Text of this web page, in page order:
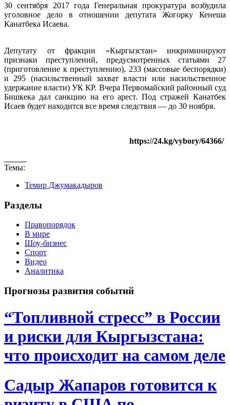
30 сентября 2017 года Генеральная прокуратура возбудила
уголовное дело в отношении депутата Жогорку Кенеша
Канатбека Исаева.
Депутату от фракции «Кыргызстан» инкриминируют
признаки преступлений, предусмотренных статьями 27
(приготовление к преступлению), 233 (массовые беспорядки)
и 295 (насильственный захват власти или насильственное
удержание власти) УК КР. Вчера Первомайский районный суд
Бишкека дал санкцию на его арест. Под стражей Канатбек
Исаев будет находится все время следствия — до 30 ноября.
https://24.kg/vybory/64366/
Темы:
Темир Джумакадыров
Разделы
Правопорядок
В мире
Шоу-бизнес
Спорт
Видео
Аналитика
Прогнозы развития событий
“Топливной стресс” в России
и риски для Кыргызстана:
что происходит на самом деле
Садыр Жапаров готовится к